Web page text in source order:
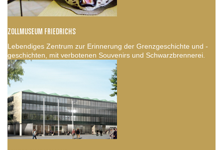
ZOLLMUSEUM FRIEDRICHS
Lebendiges Zentrum zur Erinnerung der Grenzgeschichte und -
geschichten, mit verbotenen Souvenirs und Schwarzbrennerei.